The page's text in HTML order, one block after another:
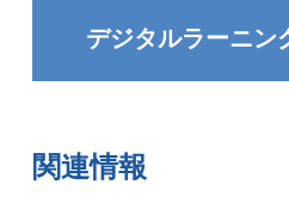
デジタルラーニン
関連情報